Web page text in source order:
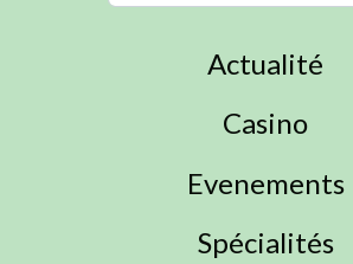
Actualité
Casino
Evenements
Spécialités